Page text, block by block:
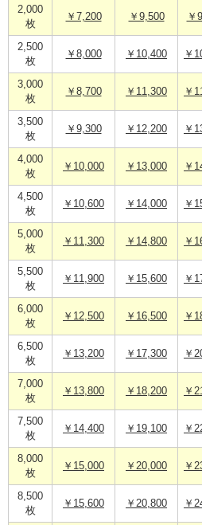
2,000
枚
￥7,200 ￥9,500 ￥
2,500
枚
￥8,000 ￥10,400 ￥
3,000
枚
￥8,700 ￥11,300 ￥
3,500
枚
￥9,300 ￥12,200 ￥
4,000
枚
￥10,000 ￥13,000 ￥
4,500
枚
￥10,600 ￥14,000 ￥
5,000
枚
￥11,300 ￥14,800 ￥
5,500
枚
￥11,900 ￥15,600 ￥
6,000
枚
￥12,500 ￥16,500 ￥
6,500
枚
￥13,200 ￥17,300 ￥
7,000
枚
￥13,800 ￥18,200 ￥
7,500
枚
￥14,400 ￥19,100 ￥
8,000
枚
￥15,000 ￥20,000 ￥
8,500
枚
￥15,600 ￥20,800 ￥